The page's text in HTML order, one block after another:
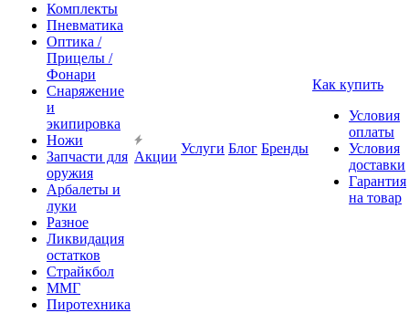
Комплекты
Пневматика
Оптика /
Прицелы /
Фонари
Снаряжение
и
экипировка
Ножи
Запчасти для
оружия
Арбалеты и
луки
Разное
Ликвидация
остатков
Страйкбол
ММГ
Пиротехника
Акции
Услуги Блог Бренды
Как купить
Условия
оплаты
Условия
доставки
Гарантия
на товар